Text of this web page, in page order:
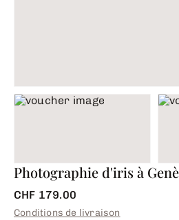
Photographie d'iris à
CHF 179.00
Conditions de livraison